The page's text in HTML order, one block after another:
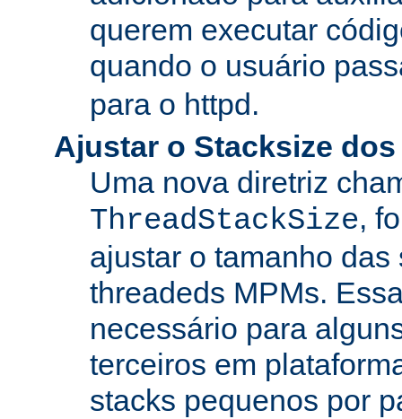
querem executar
quando o usuário
para o httpd.
Ajustar o Stacksize
Uma nova diretriz
ThreadStackSize,
ajustar o tamanho
threadeds MPMs.
necessário para
terceiros em
stacks pequenos por